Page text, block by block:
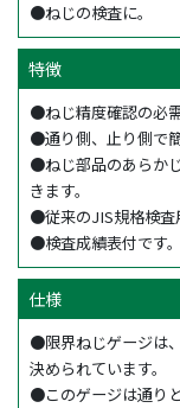
●ねじの検査に。
特徴
●ねじ精度確認の必需
●通り側、止り側で
●ねじ部品のあらか
きます。
●従来のJIS規格検査
●検査成績表付です。
仕様
●限界ねじゲージは
決められています。
●このゲージは通り